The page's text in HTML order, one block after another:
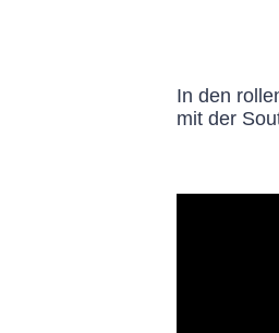
In den
mit der